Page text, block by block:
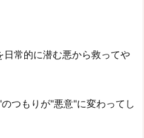
常的に潜む悪から救ってや
つもりが"悪意"に変わってし